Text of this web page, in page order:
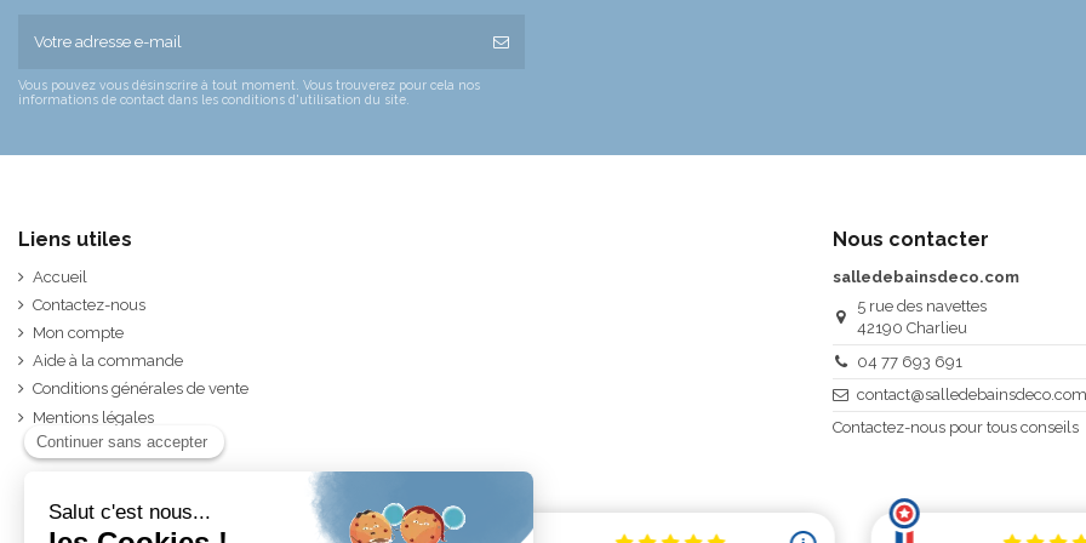
Vous pouvez vous désinscrire à tout moment. Vous trouverez pour cela nos
informations de contact dans les conditions d'utilisation du site.
Liens utiles
Accueil
Contactez-nous
Mon compte
Aide à la commande
Conditions générales de vente
Mentions légales
Nous contacter
salledebainsdeco.com
5 rue des navettes
42190 Charlieu
04 77 693 691
contact@salledebainsdeco.com
Contactez-nous pour tous conseils